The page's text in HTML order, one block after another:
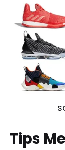
Tips